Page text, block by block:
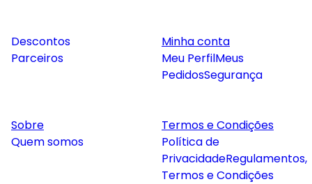
Descontos
Parceiros
Minha conta
Meu PerfilMeus
PedidosSegurança
Sobre
Quem somos
Termos e Condições
Política de
PrivacidadeRegulamentos,
Termos e Condições